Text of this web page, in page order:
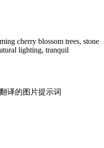
cherry blossom trees, stone
lighting, tranquil
译的图片提示词